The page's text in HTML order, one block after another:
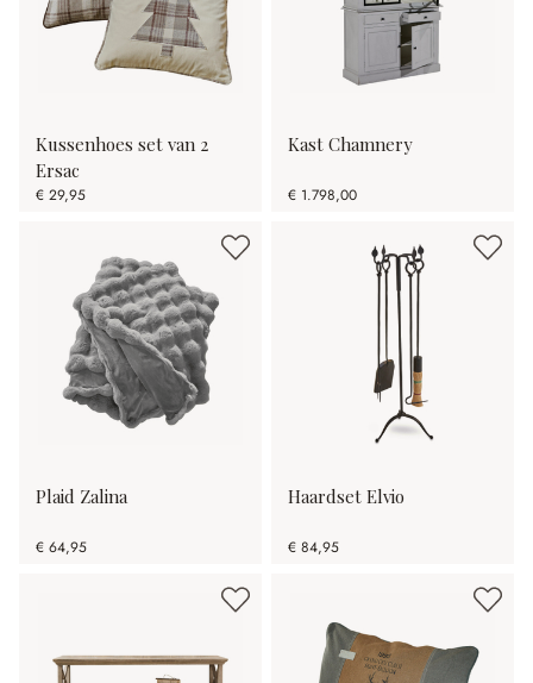
Kussenhoes set van 2
Ersac
€ 29,95
Kast Chamnery
€ 1.798,00
Plaid Zalina
€ 64,95
Haardset Elvio
€ 84,95